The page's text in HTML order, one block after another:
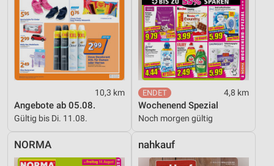
10,3 km
Angebote ab 05.08.
Gültig bis Di. 11.08.
4,8 km
Wochenend Spezial
Noch morgen gültig
NORMA nahkauf